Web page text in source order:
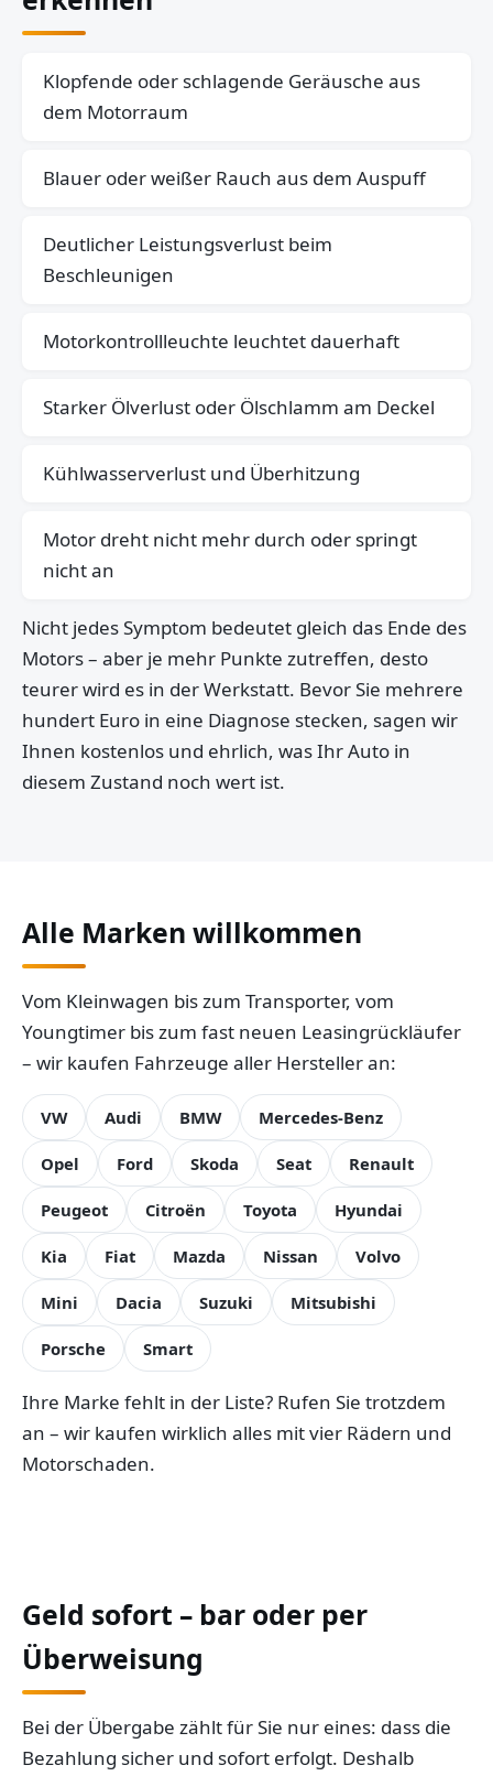
Klopfende oder schlagende Geräusche aus
dem Motorraum
Blauer oder weißer Rauch aus dem Auspuff
Deutlicher Leistungsverlust beim
Beschleunigen
Motorkontrollleuchte leuchtet dauerhaft
Starker Ölverlust oder Ölschlamm am Deckel
Kühlwasserverlust und Überhitzung
Motor dreht nicht mehr durch oder springt
nicht an
Nicht jedes Symptom bedeutet gleich das Ende des
Motors – aber je mehr Punkte zutreffen, desto
teurer wird es in der Werkstatt. Bevor Sie mehrere
hundert Euro in eine Diagnose stecken, sagen wir
Ihnen kostenlos und ehrlich, was Ihr Auto in
diesem Zustand noch wert ist.
Alle Marken willkommen
Vom Kleinwagen bis zum Transporter, vom
Youngtimer bis zum fast neuen Leasingrückläufer
– wir kaufen Fahrzeuge aller Hersteller an:
VW Audi BMW Mercedes-Benz
Opel Ford Skoda Seat Renault
Peugeot Citroën Toyota Hyundai
Kia Fiat Mazda Nissan Volvo
Mini Dacia Suzuki Mitsubishi
Porsche Smart
Ihre Marke fehlt in der Liste? Rufen Sie trotzdem
an – wir kaufen wirklich alles mit vier Rädern und
Motorschaden.
Geld sofort – bar oder per
Überweisung
Bei der Übergabe zählt für Sie nur eines: dass die
Bezahlung sicher und sofort erfolgt. Deshalb